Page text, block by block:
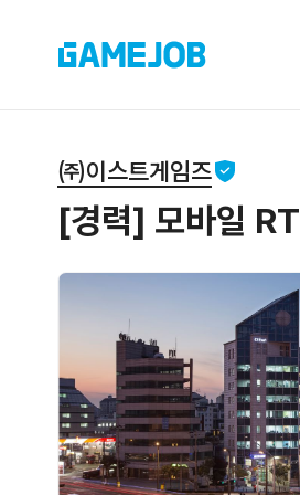
㈜이스트게임즈
[경력] 모바일